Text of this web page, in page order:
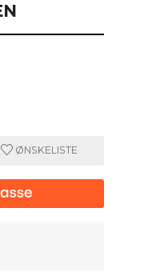
ØNSKELISTE